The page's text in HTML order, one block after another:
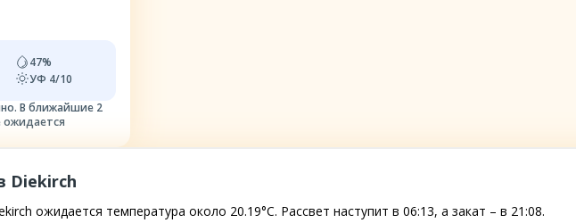
47%
УФ 4/10
В ближайшие 2
ожидается
Diekirch
ожидается температура около 20.19°C. Рассвет наступит в 06:13, а закат – в 21:08.